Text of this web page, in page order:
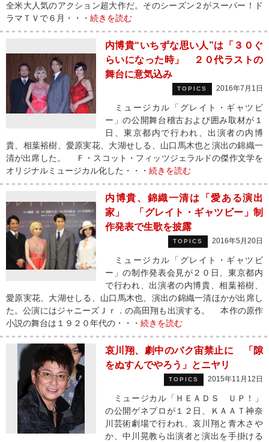
全米大人気のアクション超大作だ。そのシーズン２がスーパー！ド
ラマＴＶで６月・・・ 続きを読む
内博貴“いちずな思い人”は「３０ぐ
らいになった時」 ２０代ラストの
舞台に意気込み
TOPICS 2016年7月1日
ミュージカル「グレイト・ギャツビ
ー」の公開舞台稽古および囲み取材が１
日、東京都内で行われ、出演者の内博
貴、相葉裕樹、愛原実花、大湖せしる、山口馬木也と演出の錦織一
清が出席した。 Ｆ・スコット・フィッツジェラルドの傑作文学を
オリジナルミュージカル化した・・・ 続きを読む
内博貴、錦織一清は「愛ある演出
家」 「グレイト・ギャツビー」制
作発表で生歌を披露
TOPICS 2016年5月20日
ミュージカル「グレイト・ギャツビ
ー」の制作発表会見が２０日、東京都内
で行われ、出演者の内博貴、相葉裕樹、
愛原実花、大湖せしる、山口馬木也、演出の錦織一清ほかが出席し
た。公演にはジャニーズＪｒ．の高田翔も出演する。 本作の原作
小説の舞台は１９２０年代の・・・ 続きを読む
哀川翔、劇中のバク宙禁止に 「隙
をぬすんでやろう」とニヤリ
TOPICS 2015年11月12日
ミュージカル「ＨＥＡＤＳ ＵＰ！」
の公開ゲネプロが１２日、ＫＡＡＴ神奈
川芸術劇場で行われ、哀川翔と青木さや
か、中川晃教ら出演者と演出を手掛ける